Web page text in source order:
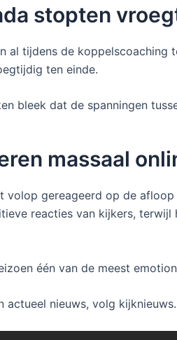
stopten
al tijdens de koppelscoaching
ten einde.
bleek dat de spanningen
massaal
volop gereageerd op de
reacties van kijkers,
één van de meest
actueel nieuws, volg